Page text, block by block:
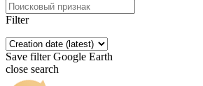
Filter
Save filter Google Earth
close search